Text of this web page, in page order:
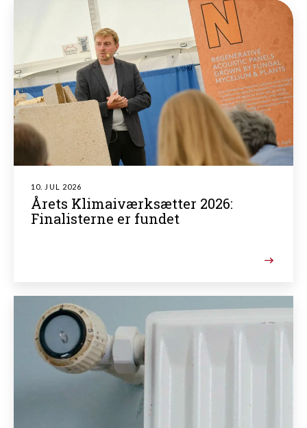
10. JUL 2026
Årets Klimaiværksætter 2026:
Finalisterne er fundet